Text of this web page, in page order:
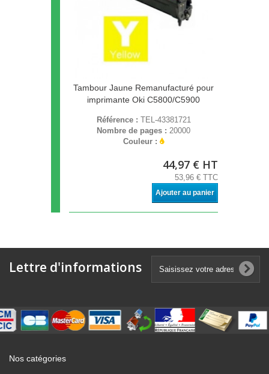
Tambour Jaune Remanufacturé pour
imprimante Oki C5800/C5900
Référence : TEL-43381721
Nombre de pages : 20000
Couleur :
44,97 € HT
53,96 € TTC
Ajouter au panier
Lettre d'informations
Nos catégories